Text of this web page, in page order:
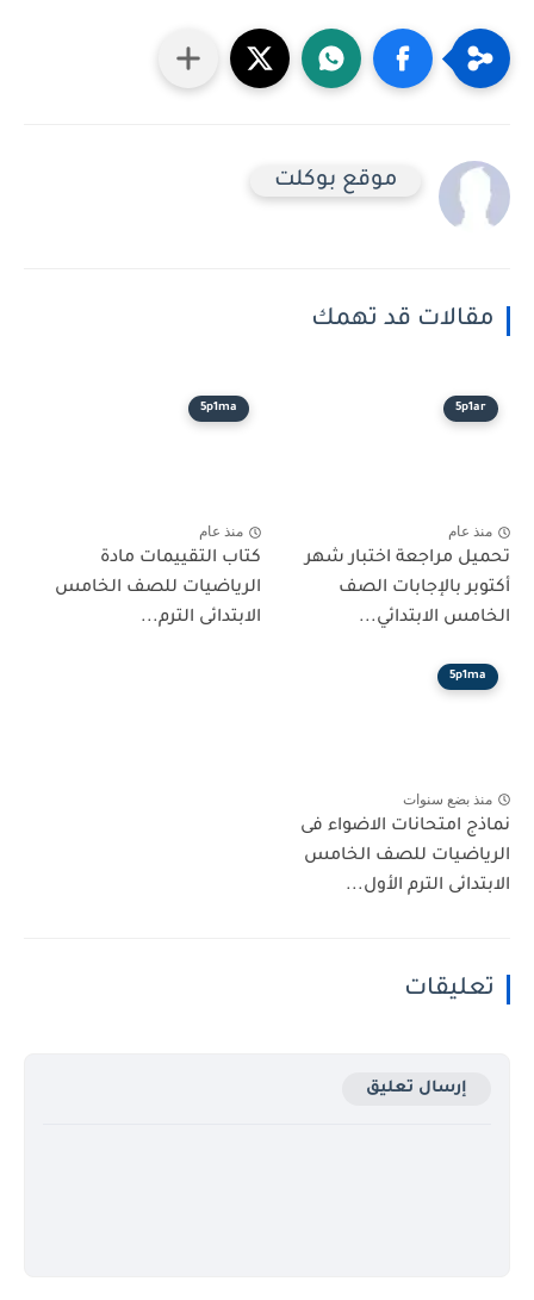
موقع بوكلت
مقالات قد تهمك
5p1ar
منذ عام
تحميل مراجعة اختبار شهر
أكتوبر بالإجابات الصف
الخامس الابتدائي...
5p1ma
منذ عام
كتاب التقييمات مادة
الرياضيات للصف الخامس
الابتدائى الترم...
5p1ma
منذ بضع سنوات
نماذج امتحانات الاضواء فى
الرياضيات للصف الخامس
الابتدائى الترم الأول...
تعليقات
إرسال تعليق